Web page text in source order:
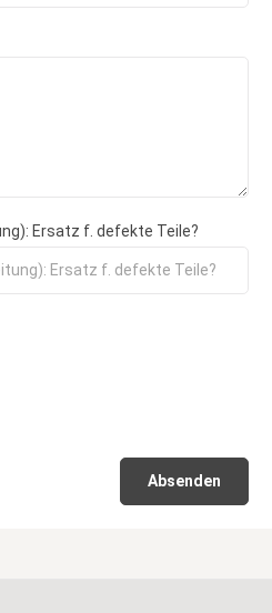
Ersatz f. defekte Teile?
Absenden